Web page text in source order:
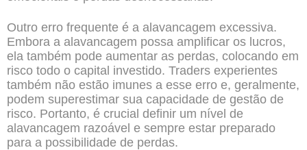
Outro erro frequente é a alavancagem excessiva.
Embora a alavancagem possa amplificar os lucros,
ela também pode aumentar as perdas, colocando em
risco todo o capital investido. Traders experientes
também não estão imunes a esse erro e, geralmente,
podem superestimar sua capacidade de gestão de
risco. Portanto, é crucial definir um nível de
alavancagem razoável e sempre estar preparado
para a possibilidade de perdas.